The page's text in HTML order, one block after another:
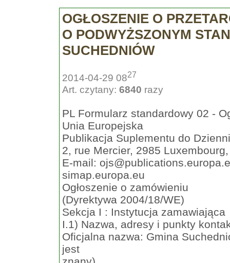
OGŁOSZENIE O
O PODWYŻSZONYM
SUCHEDNIÓW
2014-04-29 0827
Art. czytany: 6840 razy
PL Formularz standardowy 02 -
Unia Europejska
Publikacja Suplementu do
2, rue Mercier, 2985
E-mail:
simap.europa.eu
Ogłoszenie o zamówieniu
(Dyrektywa 2004/18/WE)
Sekcja I : Instytucja zamawiająca
I.1) Nazwa, adresy i punkty
Oficjalna nazwa: Gmina
jest